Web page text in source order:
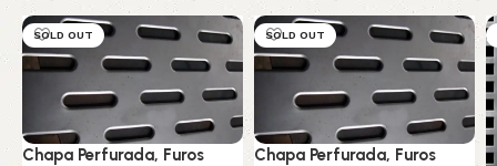
SOLD OUT
Chapa Perfurada, Furos
SOLD OUT
Chapa Perfurada, Furos